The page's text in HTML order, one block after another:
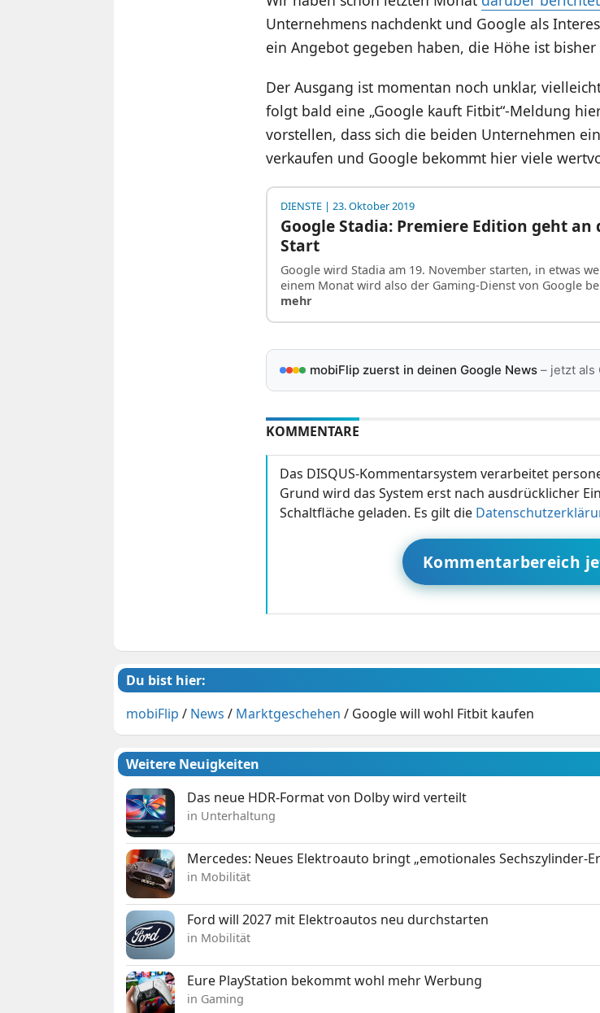
Unternehmens nachdenkt und Google als
ein Angebot gegeben haben, die Höhe ist
Der Ausgang ist momentan noch unklar,
folgt bald eine „Google kauft Fitbit“-Meldung
vorstellen, dass sich die beiden Unternehmen
verkaufen und Google bekommt hier viele
DIENSTE| 23. Oktober 2019
Google Stadia: Premiere Edition geht an
Start
Google wird Stadia am 19. November starten, in etwas
einem Monat wird also der Gaming-Dienst von Google
mehr
mobiFlip zuerst in deinen Google News– jetzt als
KOMMENTARE
Das DISQUS-Kommentarsystem verarbeitet
Grund wird das System erst nach ausdrücklicher
Schaltfläche geladen. Es gilt die
Kommentarbereich
Du bist hier:
mobiFlip / News / Marktgeschehen / Google will wohl Fitbit kaufen
Weitere Neuigkeiten
Das neue HDR-Format von Dolby wird verteilt
in Unterhaltung
Mercedes: Neues Elektroauto bringt „emotionales Sechszylinder-
in Mobilität
Ford will 2027 mit Elektroautos neu durchstarten
in Mobilität
Eure PlayStation bekommt wohl mehr Werbung
in Gaming